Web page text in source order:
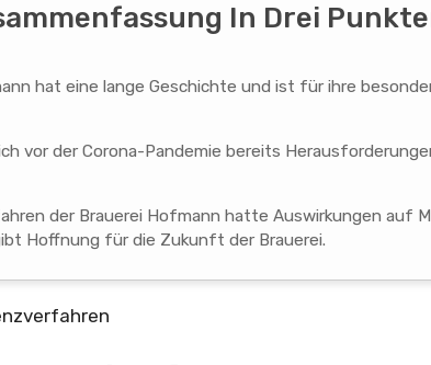
In Drei
hat eine lange Geschichte und ist für ihre
vor der Corona-Pandemie bereits
der Brauerei Hofmann hatte Auswirkungen auf
Hoffnung für die Zukunft der Brauerei.